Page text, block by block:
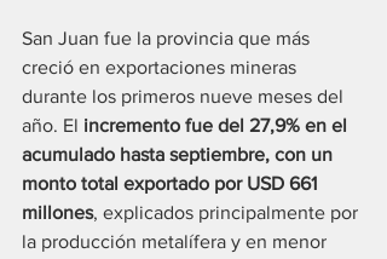
San Juan fue la provincia que más
creció en exportaciones mineras
durante los primeros nueve meses del
año. El incremento fue del 27,9% en el
acumulado hasta septiembre, con un
monto total exportado por USD 661
millones, explicados principalmente por
la producción metalífera y en menor